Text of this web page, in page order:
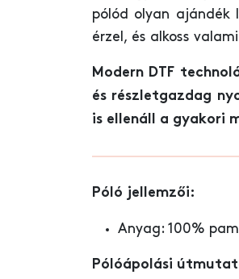
pólód olyan ajándék
érzel, és alkoss
Modern DTF
és részletgazdag
is ellenáll a gyakori
Póló jellemzői:
Anyag: 100%
Pólóápolási